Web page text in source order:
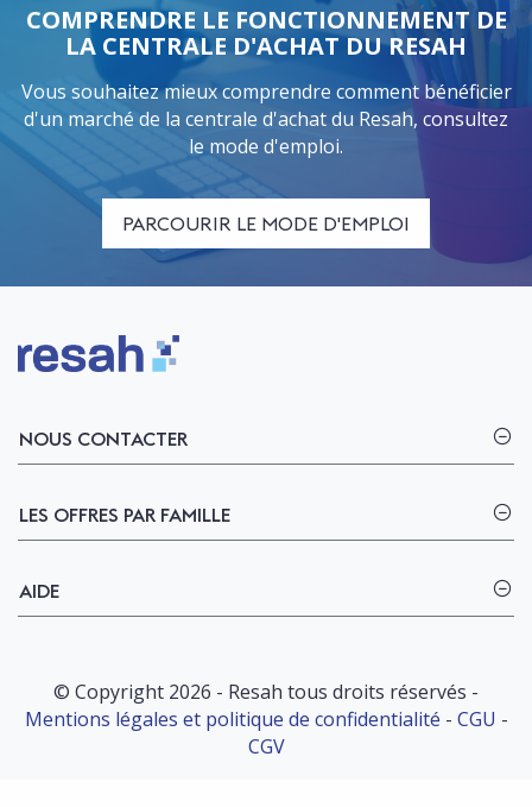
COMPRENDRE LE FONCTIONNEMENT DE
LA CENTRALE D'ACHAT DU RESAH
Vous souhaitez mieux comprendre comment bénéficier
d'un marché de la centrale d'achat du Resah, consultez
le mode d'emploi.
PARCOURIR LE MODE D'EMPLOI
Logo Resah
NOUS CONTACTER
LES OFFRES PAR FAMILLE
AIDE
© Copyright 2026 - Resah tous droits réservés -
Mentions légales et politique de confidentialité - CGU -
CGV